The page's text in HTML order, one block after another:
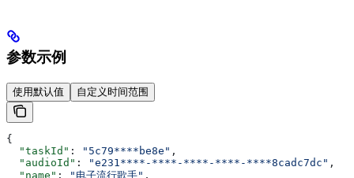
参数示例
使用默认值 自定义时间范围
{
  "taskId"
: "5c79****be8e" ,
  "audioId"
: "e231****-****-****-****-****8cadc7dc" ,
  "name"
: "电子流行歌手" ,